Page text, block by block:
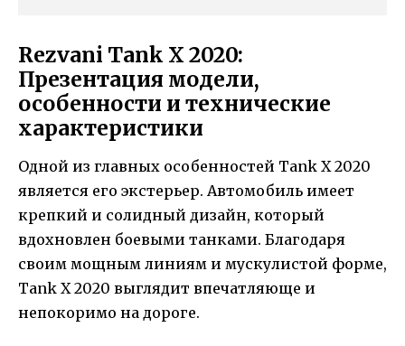
Rezvani Tank X 2020:
Презентация модели,
особенности и технические
характеристики
Одной из главных особенностей Tank X 2020
является его экстерьер. Автомобиль имеет
крепкий и солидный дизайн, который
вдохновлен боевыми танками. Благодаря
своим мощным линиям и мускулистой форме,
Tank X 2020 выглядит впечатляюще и
непокоримо на дороге.